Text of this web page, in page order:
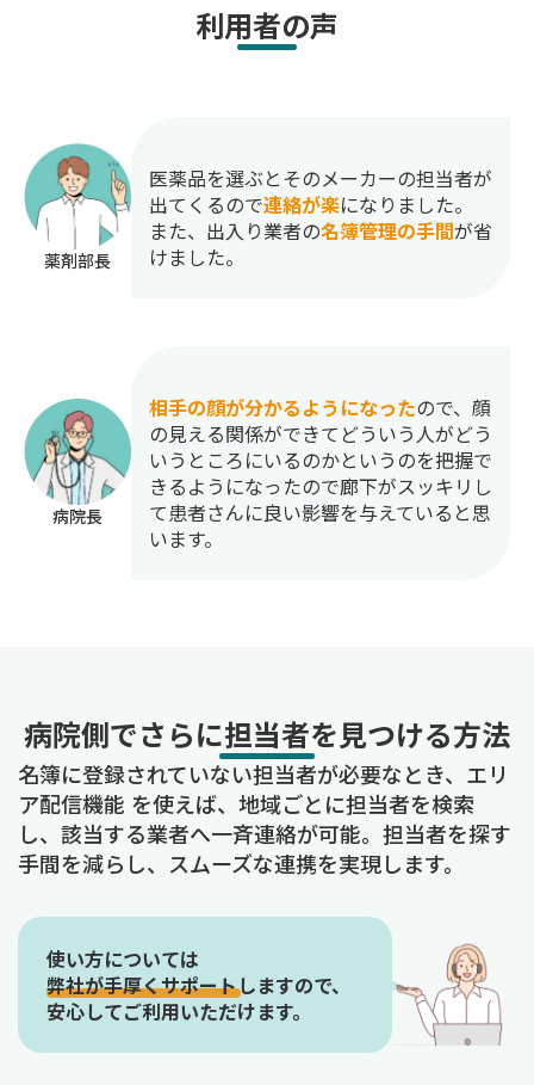
利用者の声
薬剤部長
医薬品を選ぶとそのメーカーの担当者が
出てくるので連絡が楽になりました。
また、出入り業者の名簿管理の手間が省
けました。
病院長
相手の顔が分かるようになったので、顔
の見える関係ができてどういう人がどう
いうところにいるのかというのを把握で
きるようになったので廊下がスッキリし
て患者さんに良い影響を与えていると思
います。
病院側でさらに担当者を見つける方法
名簿に登録されていない担当者が必要なとき、エリ
ア配信機能 を使えば、地域ごとに担当者を検索
し、該当する業者へ一斉連絡が可能。担当者を探す
手間を減らし、スムーズな連携を実現します。
使い方については
弊社が手厚くサポートしますので、
安心してご利用いただけます。